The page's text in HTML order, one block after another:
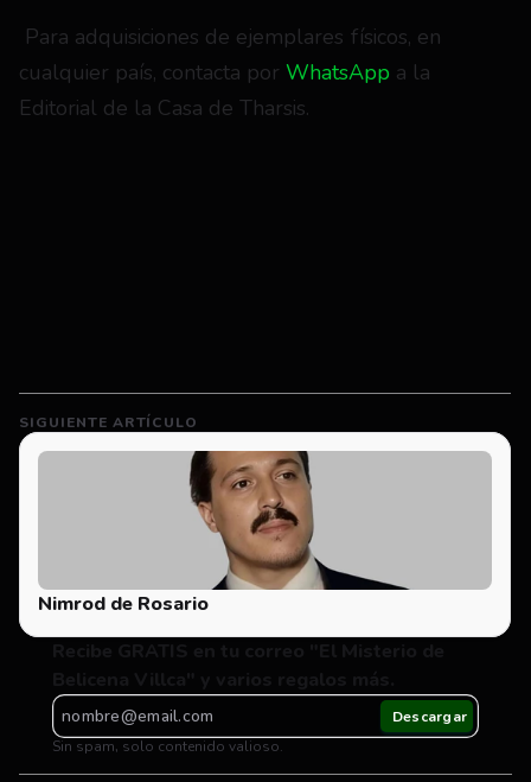
Para adquisiciones de ejemplares físicos, en
cualquier país, contacta por WhatsApp a la
Editorial de la Casa de Tharsis.
SIGUIENTE ARTÍCULO
Nimrod de Rosario
Sin spam, solo contenido valioso.